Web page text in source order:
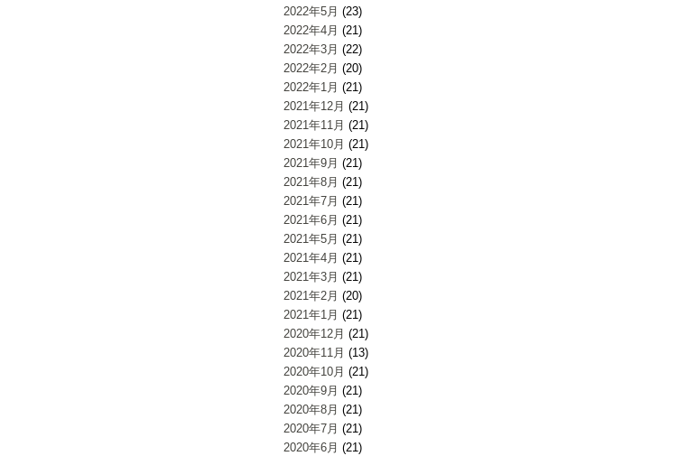
2022年5月 (23)
2022年4月 (21)
2022年3月 (22)
2022年2月 (20)
2022年1月 (21)
2021年12月 (21)
2021年11月 (21)
2021年10月 (21)
2021年9月 (21)
2021年8月 (21)
2021年7月 (21)
2021年6月 (21)
2021年5月 (21)
2021年4月 (21)
2021年3月 (21)
2021年2月 (20)
2021年1月 (21)
2020年12月 (21)
2020年11月 (13)
2020年10月 (21)
2020年9月 (21)
2020年8月 (21)
2020年7月 (21)
2020年6月 (21)